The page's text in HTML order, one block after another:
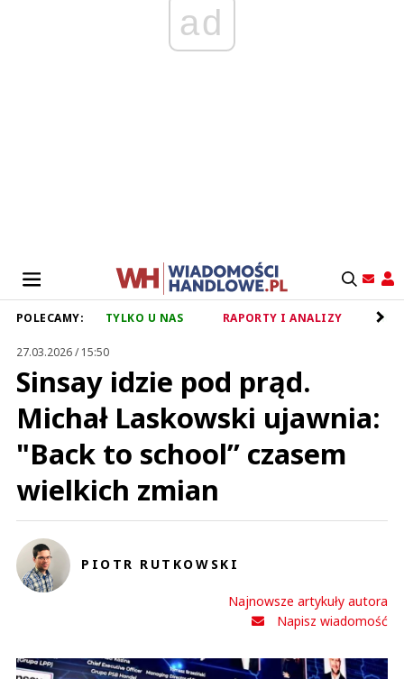
ad
POLECAMY: TYLKO U NAS RAPORTY I ANALIZY
27.03.2026 / 15:50
Sinsay idzie pod prąd.
Michał Laskowski ujawnia:
"Back to school” czasem
wielkich zmian
PIOTR RUTKOWSKI
Najnowsze artykuły autora
Napisz wiadomość